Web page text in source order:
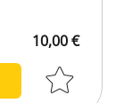
10,00 €